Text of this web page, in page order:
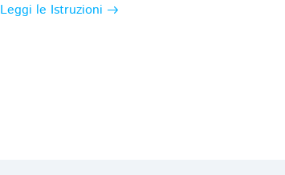
Leggi le Istruzioni